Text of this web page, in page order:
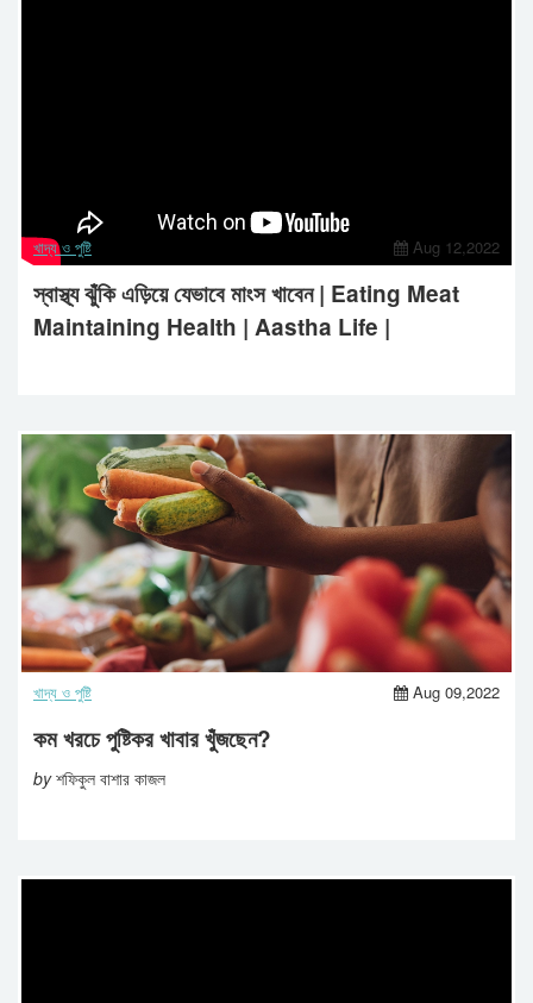
খাদ্য ও পুষ্টি Aug 12,2022
স্বাস্থ্য ঝুঁকি এড়িয়ে যেভাবে মাংস খাবেন | Eating Meat
Maintaining Health | Aastha Life |
খাদ্য ও পুষ্টি Aug 09,2022
কম খরচে পুষ্টিকর খাবার খুঁজছেন?
byশফিকুল বাশার কাজল